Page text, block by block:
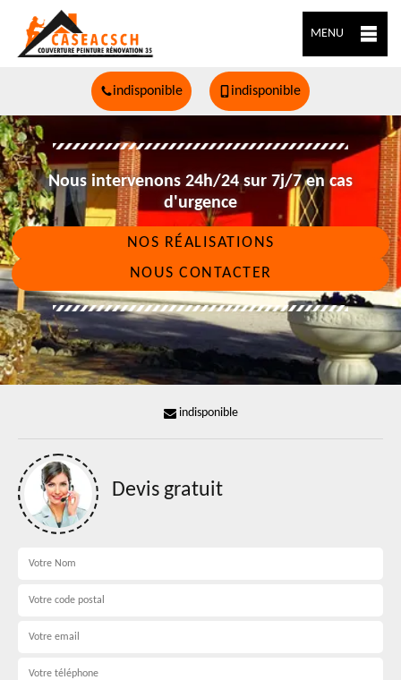
MENU
indisponible indisponible
Nous intervenons 24h/24 sur 7j/7 en cas
d'urgence
NOS RÉALISATIONS
NOUS CONTACTER
indisponible
Devis gratuit